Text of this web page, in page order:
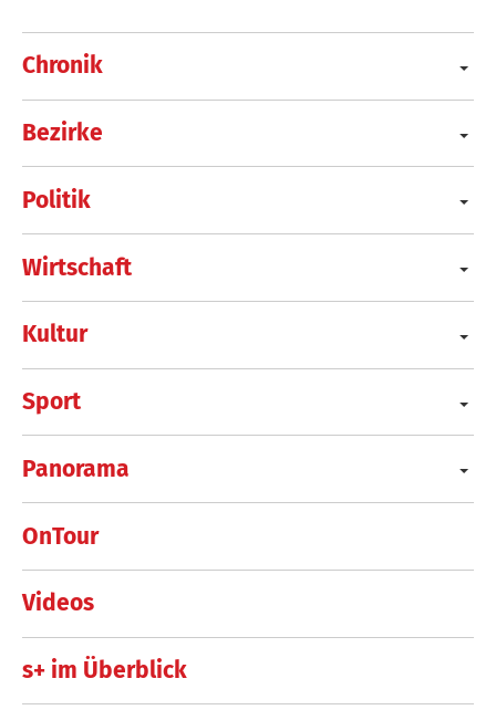
Chronik
Bezirke
Politik
Wirtschaft
Kultur
Sport
Panorama
OnTour
Videos
s+ im Überblick